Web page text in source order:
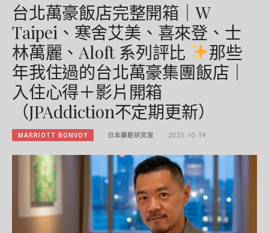
台北萬豪飯店完整開箱｜W
Taipei、寒舍艾美、喜來登、士
林萬麗、Aloft 系列評比
那些
年我住過的台北萬豪集團飯店｜
入住心得＋影片開箱
（JPAddiction不定期更新）
MARRIOTT BONVOY 日本藥粧研究室 2025-10-19